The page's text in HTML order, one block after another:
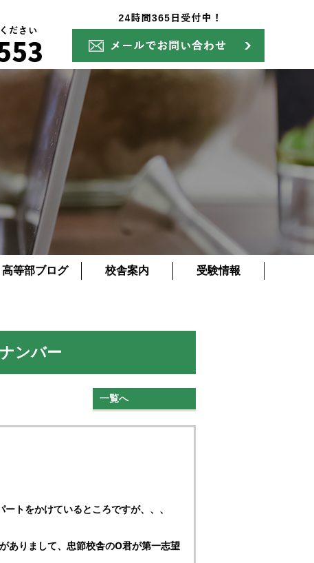
高等部ブログ 校舎案内 受験情報
ンバー
一覧へ
トをかけているところですが、、、
ありまして、忠節校舎のO君が第一志望